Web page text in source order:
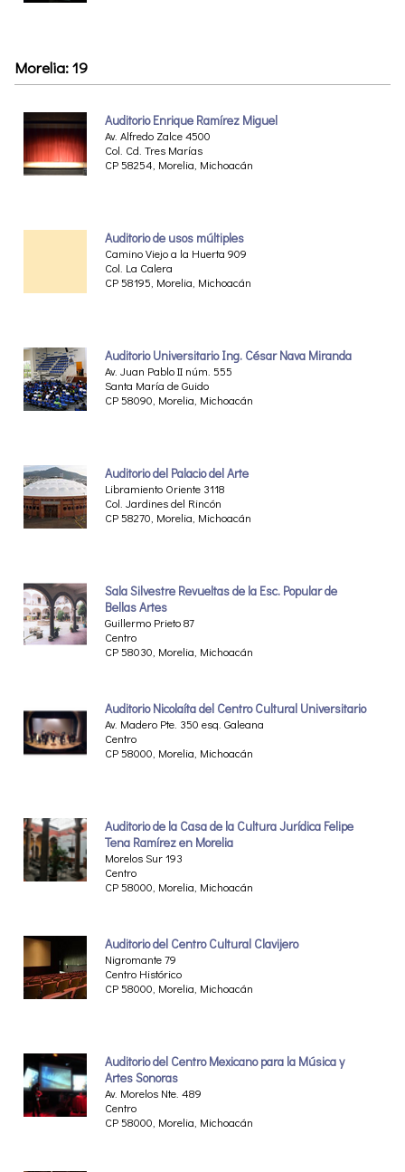
Morelia: 19
Auditorio Enrique Ramírez Miguel
Av. Alfredo Zalce 4500
Col. Cd. Tres Marías
CP 58254, Morelia, Michoacán
Auditorio de usos múltiples
Camino Viejo a la Huerta 909
Col. La Calera
CP 58195, Morelia, Michoacán
Auditorio Universitario Ing. César Nava Miranda
Av. Juan Pablo II núm. 555
Santa María de Guido
CP 58090, Morelia, Michoacán
Auditorio del Palacio del Arte
Libramiento Oriente 3118
Col. Jardines del Rincón
CP 58270, Morelia, Michoacán
Sala Silvestre Revueltas de la Esc. Popular de
Bellas Artes
Guillermo Prieto 87
Centro
CP 58030, Morelia, Michoacán
Auditorio Nicolaíta del Centro Cultural Universitario
Av. Madero Pte. 350 esq. Galeana
Centro
CP 58000, Morelia, Michoacán
Auditorio de la Casa de la Cultura Jurídica Felipe
Tena Ramírez en Morelia
Morelos Sur 193
Centro
CP 58000, Morelia, Michoacán
Auditorio del Centro Cultural Clavijero
Nigromante 79
Centro Histórico
CP 58000, Morelia, Michoacán
Auditorio del Centro Mexicano para la Música y
Artes Sonoras
Av. Morelos Nte. 489
Centro
CP 58000, Morelia, Michoacán